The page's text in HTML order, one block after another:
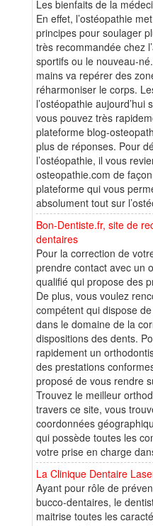
Les bienfaits de la
En effet, l’ostéopathie
principes pour soulager
très recommandée chez
sportifs ou le nouveau-
mains va repérer des
réharmoniser le corps.
l’ostéopathie
vous pouvez très
plateforme blog-
plus de réponses. Pour
l’ostéopathie, il vous
osteopathie.com de
plateforme qui vous
absolument tout sur
Bon-Dentiste.fr, site de
dentaires
Pour la correction de
prendre contact avec un
qualifié qui propose des
De plus, vous voulez
compétent qui dispose
dans le domaine de la
dispositions des dents.
rapidement un
des prestations
proposé de vous rendre
Trouvez le meilleur
travers ce site, vous
coordonnées
qui possède toutes les
votre prise en charge
La Clinique Dentaire
Ayant pour rôle de
bucco-dentaires, le
maitrise toutes les